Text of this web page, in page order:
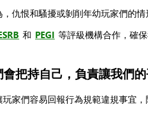
，仇恨和騷擾或剝削年幼玩家們的
和 PEGI 等評級機構合作，確
把持自己，負責讓我們
玩家們容易回報行為規範違規事宜